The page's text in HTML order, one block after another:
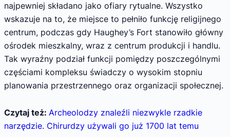
najpewniej składano jako ofiary rytualne. Wszystko
wskazuje na to, że miejsce to pełniło funkcję religijnego
centrum, podczas gdy Haughey’s Fort stanowiło główny
ośrodek mieszkalny, wraz z centrum produkcji i handlu.
Tak wyraźny podział funkcji pomiędzy poszczególnymi
częściami kompleksu świadczy o wysokim stopniu
planowania przestrzennego oraz organizacji społecznej.
Czytaj też: Archeolodzy znaleźli niezwykle rzadkie
narzędzie. Chirurdzy używali go już 1700 lat temu